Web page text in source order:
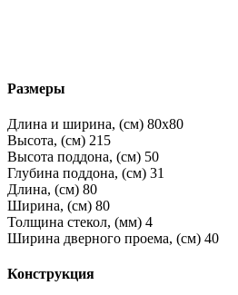
Размеры
Длина и ширина, (см) 80x80
Высота, (см) 215
Высота поддона, (см) 50
Глубина поддона, (см) 31
Длина, (см) 80
Ширина, (см) 80
Толщина стекол, (мм) 4
Ширина дверного проема, (см) 40
Конструкция